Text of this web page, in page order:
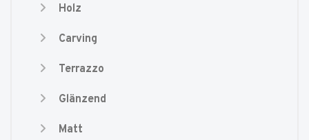
Holz
Carving
Terrazzo
Glänzend
Matt